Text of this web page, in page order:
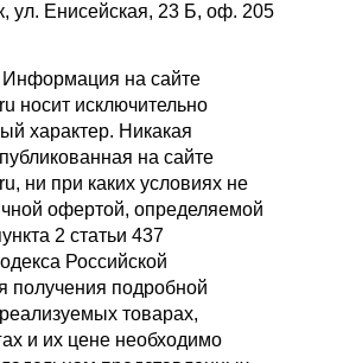
ул. Енисейская, 23 Б, оф. 205
на сайте
носит исключительно
характер. Никакая
на сайте
ни при каких условиях не
офертой, определяемой
2 статьи 437
Российской
получения подробной
товарах,
и их цене необходимо